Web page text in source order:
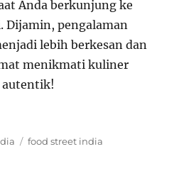
Anda berkunjung ke
Dijamin, pengalaman
lebih berkesan dan
menikmati kuliner
autentik!
Tags
food street india